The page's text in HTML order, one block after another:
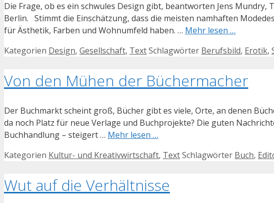
Die Frage, ob es ein schwules Design gibt, beantworten Jens
Berlin. Stimmt die Einschätzung, dass die meisten namhaften
für Ästhetik, Farben und Wohnumfeld haben. … Mehr lesen …
Kategorien Design, Gesellschaft, TextSchlagwörter Berufsbild, Erotik,
Von den Mühen der Büchermacher
Der Buchmarkt scheint groß, Bücher gibt es viele, Orte, an denen
da noch Platz für neue Verlage und Buchprojekte? Die guten
Buchhandlung – steigert … Mehr lesen …
Kategorien Kultur- und Kreativwirtschaft, TextSchlagwörter Buch,
Wut auf die Verhältnisse